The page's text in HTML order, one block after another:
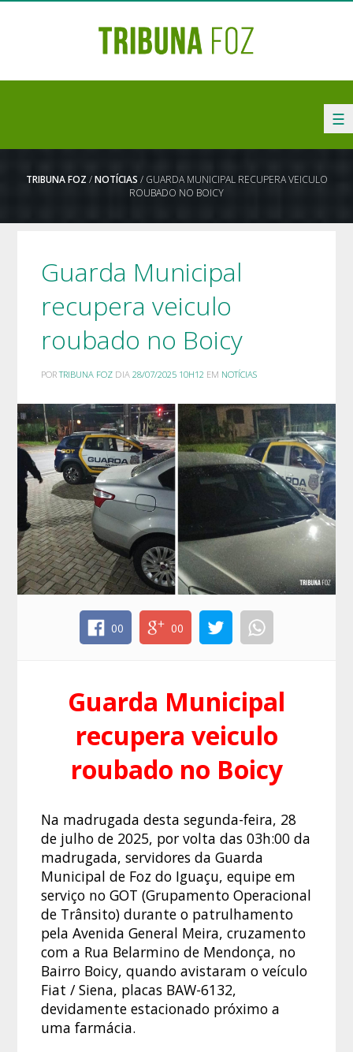
☰
TRIBUNA FOZ /NOTÍCIAS / GUARDA MUNICIPAL RECUPERA VEICULO
ROUBADO NO BOICY
Guarda Municipal
recupera veiculo
roubado no Boicy
PORTRIBUNA FOZ DIA28/07/2025 10H12 EM NOTÍCIAS
00 00
Guarda Municipal
recupera veiculo
roubado no Boicy
Na madrugada desta segunda-feira, 28
de julho de 2025, por volta das 03h:00 da
madrugada, servidores da Guarda
Municipal de Foz do Iguaçu, equipe em
serviço no GOT (Grupamento Operacional
de Trânsito) durante o patrulhamento
pela Avenida General Meira, cruzamento
com a Rua Belarmino de Mendonça, no
Bairro Boicy, quando avistaram o veículo
Fiat / Siena, placas BAW-6132,
devidamente estacionado próximo a
uma farmácia.